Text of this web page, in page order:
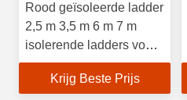
Rood geïsoleerde ladder
2,5 m 3,5 m 6 m 7 m
isolerende ladders voor
telecommunicatie
Krijg Beste Prijs